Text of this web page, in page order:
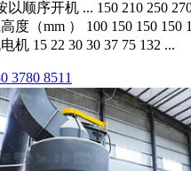
以顺序开机 ... 150 210 250
度（mm ） 100 150 150 150
机 15 22 30 30 37 75 132 ...
3780 8511